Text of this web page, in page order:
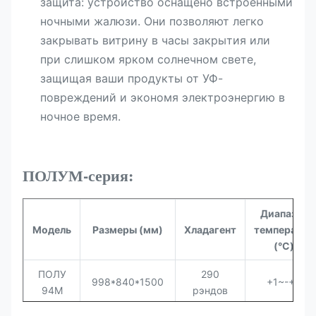
ночными жалюзи. Они позволяют легко
закрывать витрину в часы закрытия или
при слишком ярком солнечном свете,
защищая ваши продукты от УФ-
повреждений и экономя электроэнергию в
ночное время.
ПОЛУМ-серия:
Модель Размеры (мм) Хладагент
Диапазон
температур
(°C)
ПОЛУ
94М
998*840*1500
290
рэндов
+1~-+5